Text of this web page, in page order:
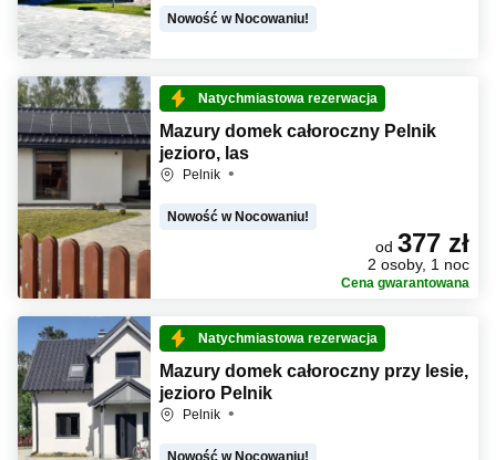
Nowość w Nocowaniu!
Natychmiastowa rezerwacja
Mazury domek całoroczny Pelnik
jezioro, las
Pelnik
Nowość w Nocowaniu!
od 377 zł
2 osoby, 1 noc
Cena gwarantowana
Natychmiastowa rezerwacja
Mazury domek całoroczny przy lesie,
jezioro Pelnik
Pelnik
Nowość w Nocowaniu!